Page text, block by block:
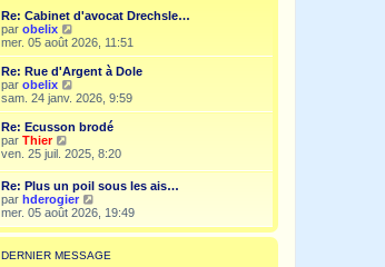
g
e
m
e
s
a
g
e
e
n
i
e
m
e
s
a
g
e
Re: Cabinet d'avocat Drechsle…
par obelix
o
i
r
e
e
r
n
i
e
r
m
e
s
s
a
mer. 05 août 2026, 11:51
Re: Rue d'Argent à Dole
par obelix
o
i
r
e
e
r
n
i
e
m
sam. 24 janv. 2026, 9:59
Re: Ecusson brodé
par Thier
o
e
d
e
n
ven. 25 juil. 2025, 8:20
Re: Plus un poil sous les ais…
par hderogier
o
i
r
l
mer. 05 août 2026, 19:49
DERNIER MESSAGE